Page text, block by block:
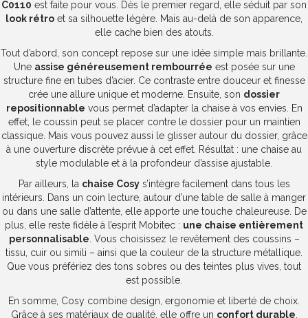
C0110 est faite pour vous. Dès le premier regard, elle séduit par son
look rétro et sa silhouette légère. Mais au-delà de son apparence,
elle cache bien des atouts.
Tout d’abord, son concept repose sur une idée simple mais brillante.
Une assise généreusement rembourrée est posée sur une
structure fine en tubes d’acier. Ce contraste entre douceur et finesse
crée une allure unique et moderne. Ensuite, son dossier
repositionnable vous permet d’adapter la chaise à vos envies. En
effet, le coussin peut se placer contre le dossier pour un maintien
classique. Mais vous pouvez aussi le glisser autour du dossier, grâce
à une ouverture discrète prévue à cet effet. Résultat : une chaise au
style modulable et à la profondeur d’assise ajustable.
Par ailleurs, la chaise Cosys’intègre facilement dans tous les
intérieurs. Dans un coin lecture, autour d’une table de salle à manger
ou dans une salle d’attente, elle apporte une touche chaleureuse. De
plus, elle reste fidèle à l’esprit Mobitec : une chaise entièrement
personnalisable . Vous choisissez le revêtement des coussins –
tissu, cuir ou simili – ainsi que la couleur de la structure métallique.
Que vous préfériez des tons sobres ou des teintes plus vives, tout
est possible.
En somme, Cosy combine design, ergonomie et liberté de choix.
Grâce à ses matériaux de qualité, elle offre un confort durable